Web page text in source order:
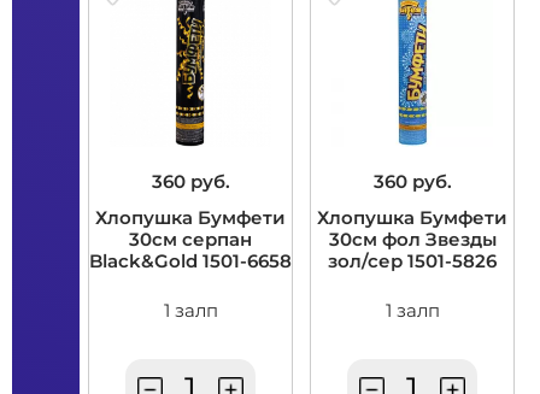
360 руб.
Хлопушка Бумфети
30см серпан
Black&Gold 1501-6658
1 залп
360 руб.
Хлопушка Бумфети
30см фол Звезды
зол/сер 1501-5826
1 залп